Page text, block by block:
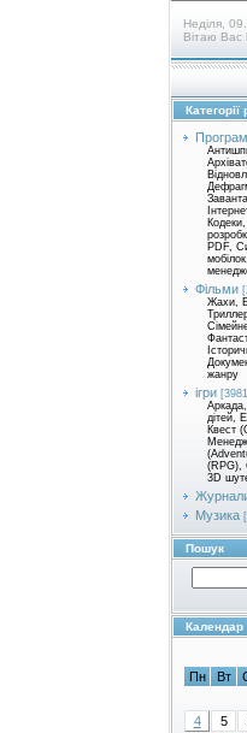
Неділя,
Вітаю Вас
Категорії
PDF,
Фільми
Жахи,
жанру
ігри
дітей,
Квест
(RPG),
3D
Музика
Пошук
Календар
Пн
Вт
4
5